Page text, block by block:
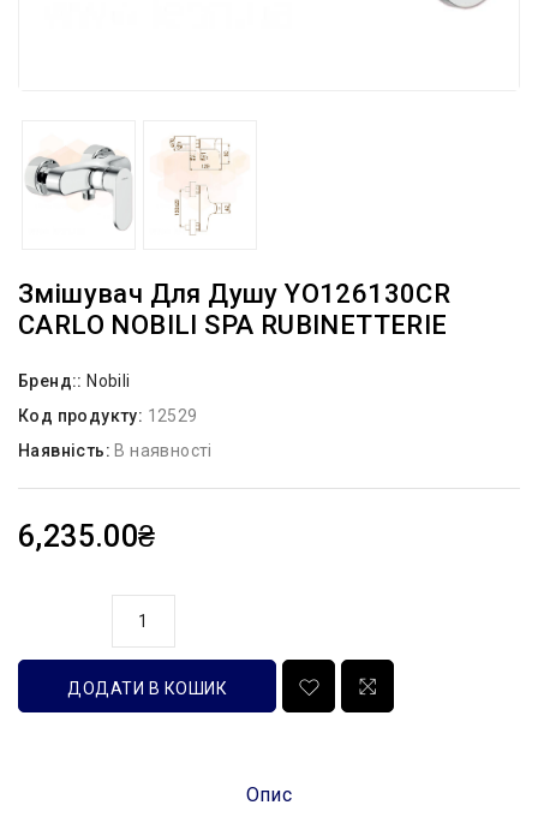
Змішувач Для Душу YO126130CR
CARLO NOBILI SPA RUBINETTERIE
Бренд:: Nobili
Код продукту: 12529
Наявність: В наявності
6,235.00₴
ДОДАТИ В КОШИК
Опис